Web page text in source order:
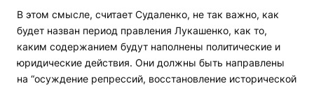
В этом смысле, считает Судаленко, не так важно, как
будет назван период правления Лукашенко, как то,
каким содержанием будут наполнены политические и
юридические действия. Они должны быть направлены
на “осуждение репрессий, восстановление исторической